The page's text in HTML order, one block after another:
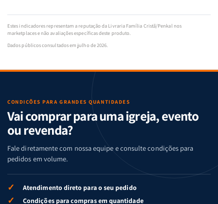
Estes indicadores representam a reputação da Livraria Família Cristã/Penkal nos
marketplaces e não avaliações específicas deste produto.
Dados públicos consultados em julho de 2026.
CONDIÇÕES PARA GRANDES QUANTIDADES
Vai comprar para uma igreja, evento
ou revenda?
Fale diretamente com nossa equipe e consulte condições para
pedidos em volume.
✓ Atendimento direto para o seu pedido
✓ Condições para compras em quantidade